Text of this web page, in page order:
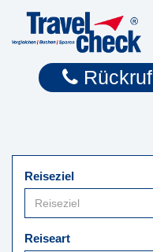
Rückruf
Reiseziel
Reiseart